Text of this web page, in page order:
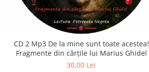
CD 2 Mp3 De la mine sunt toate acestea!
Fragmente din cărțile lui Marius Ghidel
30,00 Lei